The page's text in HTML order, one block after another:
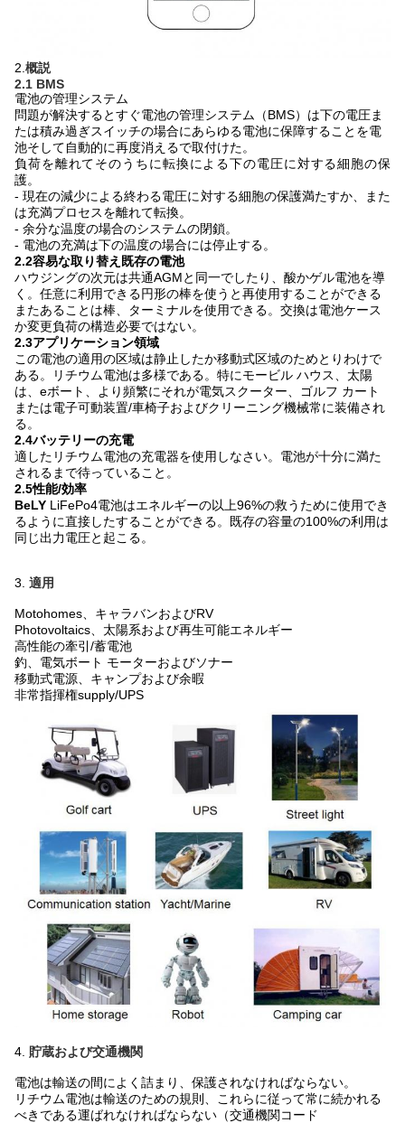
2. 概説
2.1 BMS
電池の管理システム
問題が解決するとすぐ電池の管理システム（BMS）は下の電圧ま
たは積み過ぎスイッチの場合にあらゆる電池に保障することを電
池そして自動的に再度消えるで取付けた。
負荷を離れてそのうちに転換による下の電圧に対する細胞の保
護。
- 現在の減少による終わる電圧に対する細胞の保護満たすか、また
は充満プロセスを離れて転換。
- 余分な温度の場合のシステムの閉鎖。
- 電池の充満は下の温度の場合には停止する。
2.2容易な取り替え既存の電池
ハウジングの次元は共通AGMと同一でしたり、酸かゲル電池を導
く。任意に利用できる円形の棒を使うと再使用することができる
またあることは棒、ターミナルを使用できる。交換は電池ケース
か変更負荷の構造必要ではない。
2.3アプリケーション領域
この電池の適用の区域は静止したか移動式区域のためとりわけで
ある。リチウム電池は多様である。特にモービル ハウス、太陽
は、eボート、より頻繁にそれが電気スクーター、ゴルフ カート
または電子可動装置/車椅子およびクリーニング機械常に装備され
る。
2.4バッテリーの充電
適したリチウム電池の充電器を使用しなさい。電池が十分に満た
されるまで待っていること。
2.5性能/効率
BeLY LiFePo4電池はエネルギーの以上96%の救うために使用でき
るように直接したすることができる。既存の容量の100%の利用は
同じ出力電圧と起こる。
3. 適用
Motohomes、キャラバンおよびRV
Photovoltaics、太陽系および再生可能エネルギー
高性能の牽引/蓄電池
釣、電気ボート モーターおよびソナー
移動式電源、キャンプおよび余暇
非常指揮権supply/UPS
4. 貯蔵および交通機関
電池は輸送の間によく詰まり、保護されなければならない。
リチウム電池は輸送のための規則、これらに従って常に続かれる
べきである運ばれなければならない（交通機関コード